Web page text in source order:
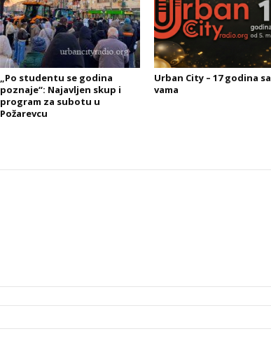
„Po studentu se godina
poznaje“: Najavljen skup i
program za subotu u
Požarevcu
Urban City – 17 godina sa
vama